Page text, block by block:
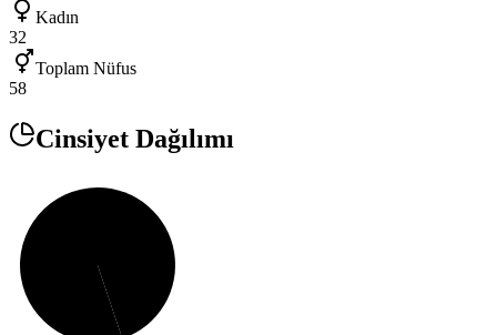
Kadın
32
Toplam Nüfus
58
Cinsiyet Dağılımı